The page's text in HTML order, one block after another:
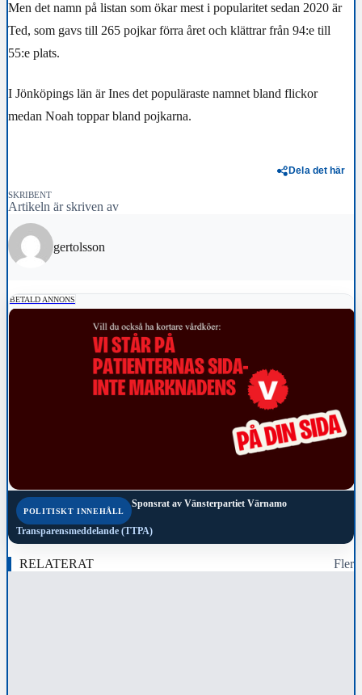
Men det namn på listan som ökar mest i popularitet sedan 2020 är
Ted, som gavs till 265 pojkar förra året och klättrar från 94:e till
55:e plats.
I Jönköpings län är Ines det populäraste namnet bland flickor
medan Noah toppar bland pojkarna.
Dela det här
SKRIBENT
Artikeln är skriven av
gertolsson
BETALD ANNONS
POLITISKT INNEHÅLL
Sponsrat av Vänsterpartiet Värnamo
Transparensmeddelande (TTPA)
RELATERAT Fler